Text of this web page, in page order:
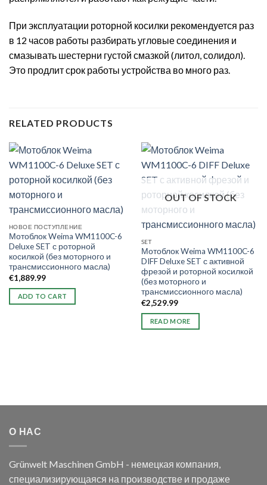
При эксплуатации роторной косилки рекомендуется раз
в 12 часов работы разбирать угловые соединения и
смазывать шестерни густой смазкой (литол, солидол).
Это продлит срок работы устройства во много раз.
RELATED PRODUCTS
НОВОЕ ПОСТУПЛЕНИЕ
Мотоблок Weima WM1100C-6
Deluxe SET с роторной
косилкой (без моторного и
трансмиссионного масла)
€1,889.99
ADD TO CART
OUT OF STOCK
SET
Мотоблок Weima WM1100C-6
DIFF Deluxe SET с активной
фрезой и роторной косилкой
(без моторного и
трансмиссионного масла)
€2,529.99
READ MORE
О НАС
Grünwelt Maschinen GmbH - немецкая компания,
специализирующаяся на производстве и продаже